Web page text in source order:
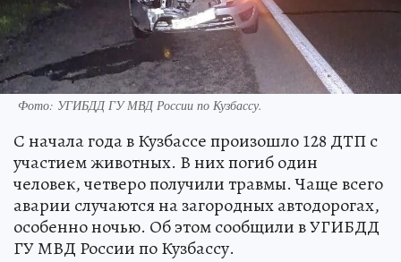
Фото: УГИБДД ГУ МВД России по Кузбассу.
С начала года в Кузбассе произошло 128 ДТП с
участием животных. В них погиб один
человек, четверо получили травмы. Чаще всего
аварии случаются на загородных автодорогах,
особенно ночью. Об этом сообщили в УГИБДД
ГУ МВД России по Кузбассу.